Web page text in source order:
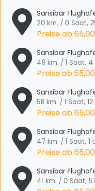
Sansibar
20 km. / 0 Saat,
Preise ab
Sansibar
49 km. / 1 Saat,
Preise ab
Sansibar
58 km. / 1 Saat,
Preise ab
Sansibar
47 km. / 1 Saat, 1
Preise ab
Sansibar
41 km. / 0 Saat,